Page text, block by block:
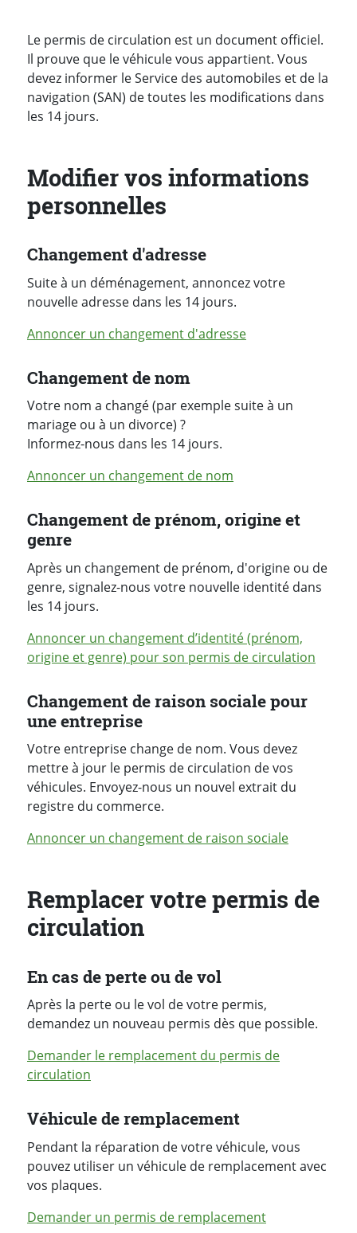
Le permis de circulation est un document officiel.
Il prouve que le véhicule vous appartient. Vous
devez informer le Service des automobiles et de la
navigation (SAN) de toutes les modifications dans
les 14 jours.
Modifier vos informations
personnelles
Changement d'adresse
Suite à un déménagement, annoncez votre
nouvelle adresse dans les 14 jours.
Annoncer un changement d'adresse
Changement de nom
Votre nom a changé (par exemple suite à un
mariage ou à un divorce) ?
Informez-nous dans les 14 jours.
Annoncer un changement de nom
Changement de prénom, origine et
genre
Après un changement de prénom, d'origine ou de
genre, signalez-nous votre nouvelle identité dans
les 14 jours.
Annoncer un changement d’identité (prénom,
origine et genre) pour son permis de circulation
Changement de raison sociale pour
une entreprise
Votre entreprise change de nom. Vous devez
mettre à jour le permis de circulation de vos
véhicules. Envoyez-nous un nouvel extrait du
registre du commerce.
Annoncer un changement de raison sociale
Remplacer votre permis de
circulation
En cas de perte ou de vol
Après la perte ou le vol de votre permis,
demandez un nouveau permis dès que possible.
Demander le remplacement du permis de
circulation
Véhicule de remplacement
Pendant la réparation de votre véhicule, vous
pouvez utiliser un véhicule de remplacement avec
vos plaques.
Demander un permis de remplacement